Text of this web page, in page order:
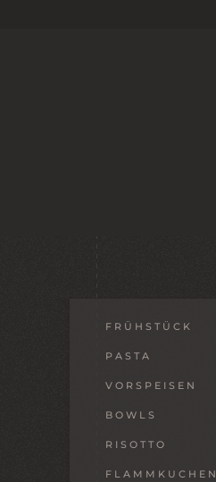
FRÜHSTÜCK
PASTA
VORSPEISEN
BOWLS
RISOTTO
FLAMMKUCHEN